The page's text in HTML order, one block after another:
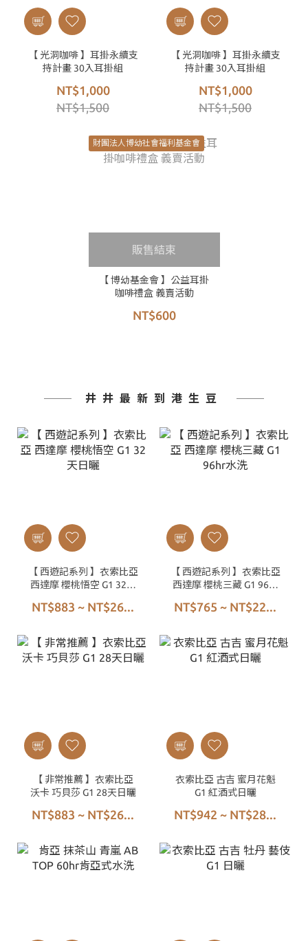
【 光洞咖啡 】耳掛永續支
持計畫 30入耳掛組
NT$1,000
NT$1,500
【 光洞咖啡 】耳掛永續支
持計畫 30入耳掛組
NT$1,000
NT$1,500
財團法人博幼社會福利基金會
販售結束
【 博幼基金會 】公益耳掛
咖啡禮盒 義賣活動
NT$600
井井最新到港生豆
【 西遊記系列 】衣索比亞
西達摩 櫻桃悟空 G1 32天
NT$883 ~ NT$26...
【 西遊記系列 】衣索比亞
西達摩 櫻桃三藏 G1 96hr
NT$765 ~ NT$22...
【 非常推薦 】衣索比亞
沃卡 巧貝莎 G1 28天日曬
NT$883 ~ NT$26...
衣索比亞 古吉 蜜月花魁
G1 紅酒式日曬
NT$942 ~ NT$28...